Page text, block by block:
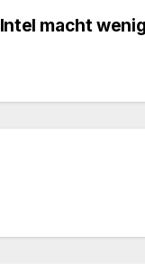
Intel macht